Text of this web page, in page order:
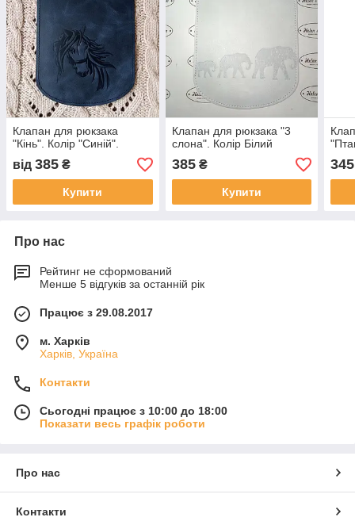
Клапан для рюкзака
"Кiнь". Колір "Синій".
від 385 ₴
Купити
Клапан для рюкзака "3
слона". Колір Білий
385₴
Купити
345
Про нас
Рейтинг не сформований
Менше 5 відгуків за останній рік
Працює з 29.08.2017
м. Харків
Харків, Україна
Контакти
Сьогодні працює з 10:00 до 18:00
Показати весь графік роботи
Про нас
Контакти